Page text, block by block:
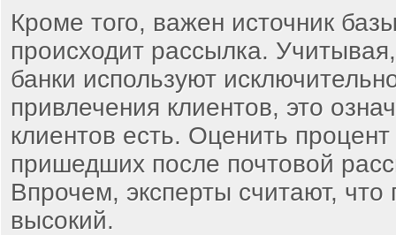
Кроме того, важен источник
происходит рассылка.
банки используют
привлечения клиентов, это
клиентов есть. Оценить процент
пришедших после почтовой
Впрочем, эксперты считают,
высокий.